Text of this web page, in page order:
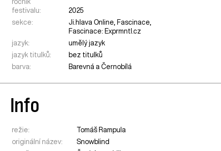
ročník
festivalu:
2025
sekce:
Ji.hlava Online, Fascinace,
Fascinace: Exprmntl.cz
jazyk:
umělý jazyk
jazyk titulků:
bez titulků
barva:
Barevná a Černobílá
Info
režie:
Tomáš Rampula
originální název:
Snowblind